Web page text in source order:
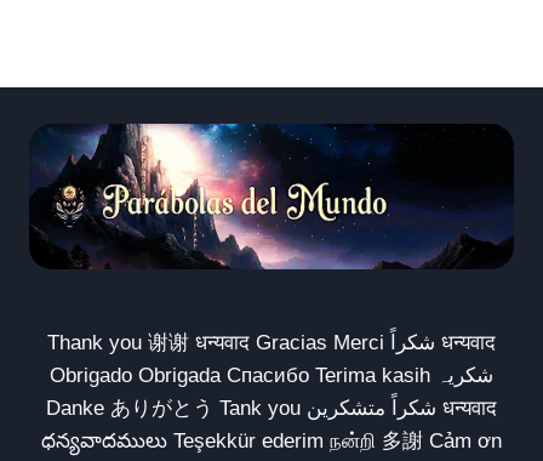
Thank you 谢谢 धन्यवाद Gracias Merci شكراً धन्यवाद
Obrigado Obrigada Спасибо Terima kasih شکریہ
Danke ありがとう Tank you شكراً متشكرين धन्यवाद
ధన్యవాదములు Teşekkür ederim நன்றி 多謝 Cảm ơn